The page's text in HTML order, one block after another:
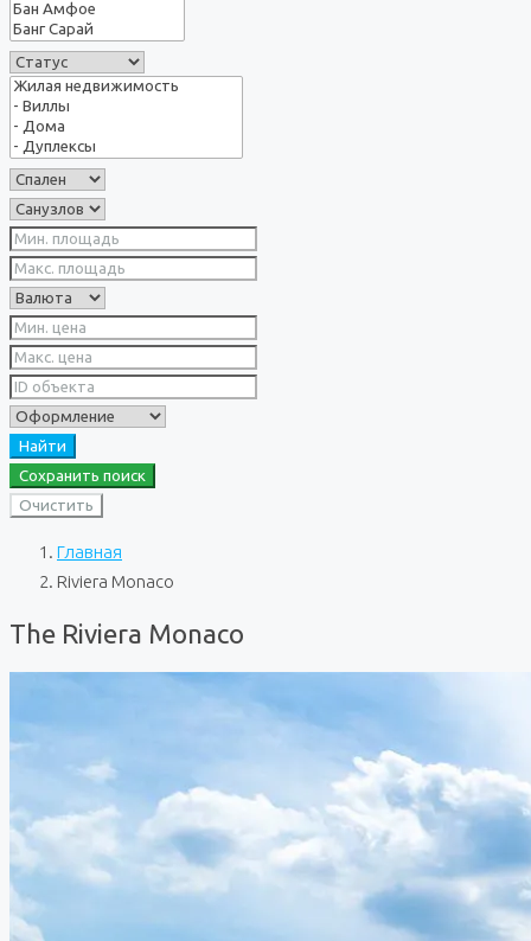
Найти
Сохранить поиск
Очистить
Главная
Riviera Monaco
The Riviera Monaco